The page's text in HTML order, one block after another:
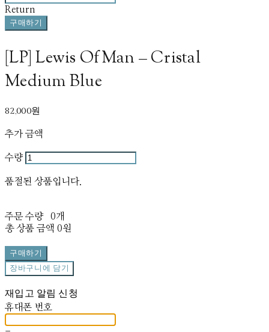
Return
구매하기
[LP] Lewis OfMan – Cristal
Medium Blue
82,000원
추가 금액
수량
품절된 상품입니다.
주문 수량
0개
총 상품 금액 0원
구매하기
장바구니에 담기
재입고 알림 신청
휴대폰 번호